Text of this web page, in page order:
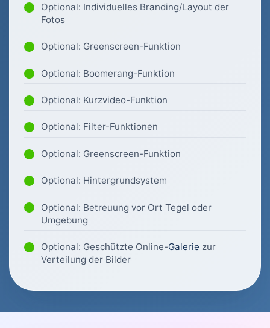
Optional: Individuelles Branding/Layout der
Fotos
Optional: Greenscreen-Funktion
Optional: Boomerang-Funktion
Optional: Kurzvideo-Funktion
Optional: Filter-Funktionen
Optional: Greenscreen-Funktion
Optional: Hintergrundsystem
Optional: Betreuung vor Ort Tegel oder
Umgebung
Optional: Geschützte Online-Galerie zur
Verteilung der Bilder